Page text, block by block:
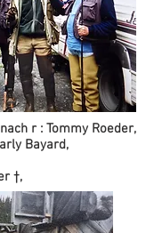
r : Tommy Roeder,
Bayard,
†,